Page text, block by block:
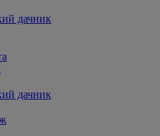
дачник
дачник